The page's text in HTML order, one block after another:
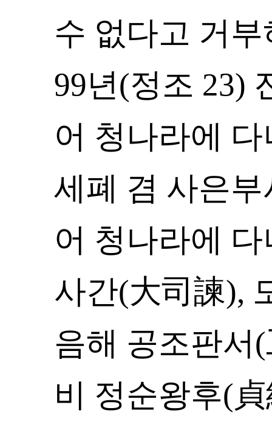
수 없다고 거
99년(정조 23)
어 청나라에
세폐 겸 사은
어 청나라에
사간(大司諫),
음해 공조판서
비 정순왕후(